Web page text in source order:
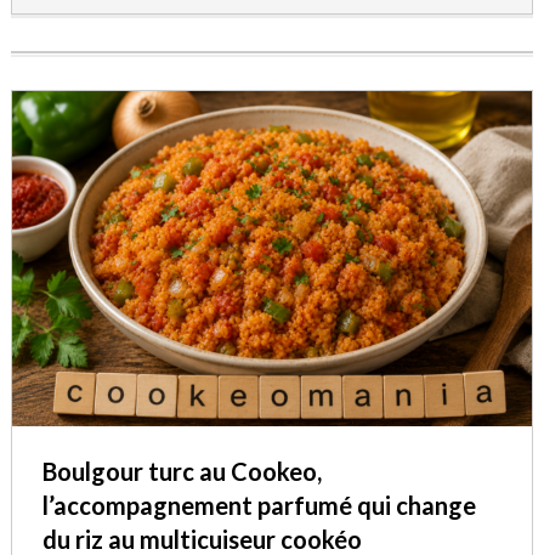
Boulgour turc au Cookeo,
l’accompagnement parfumé qui change
du riz au multicuiseur cookéo